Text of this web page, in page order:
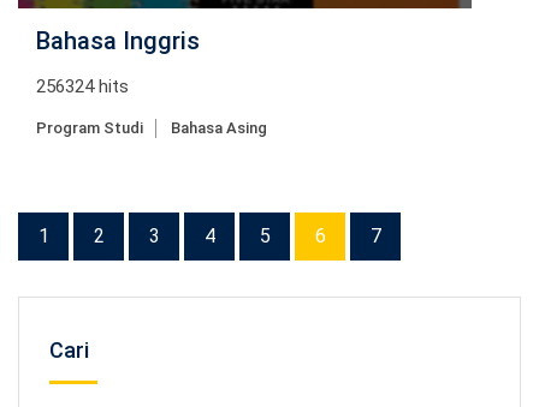
Bahasa Inggris
256324 hits
Program Studi Bahasa Asing
1 2 3 4 5 6 7
Cari